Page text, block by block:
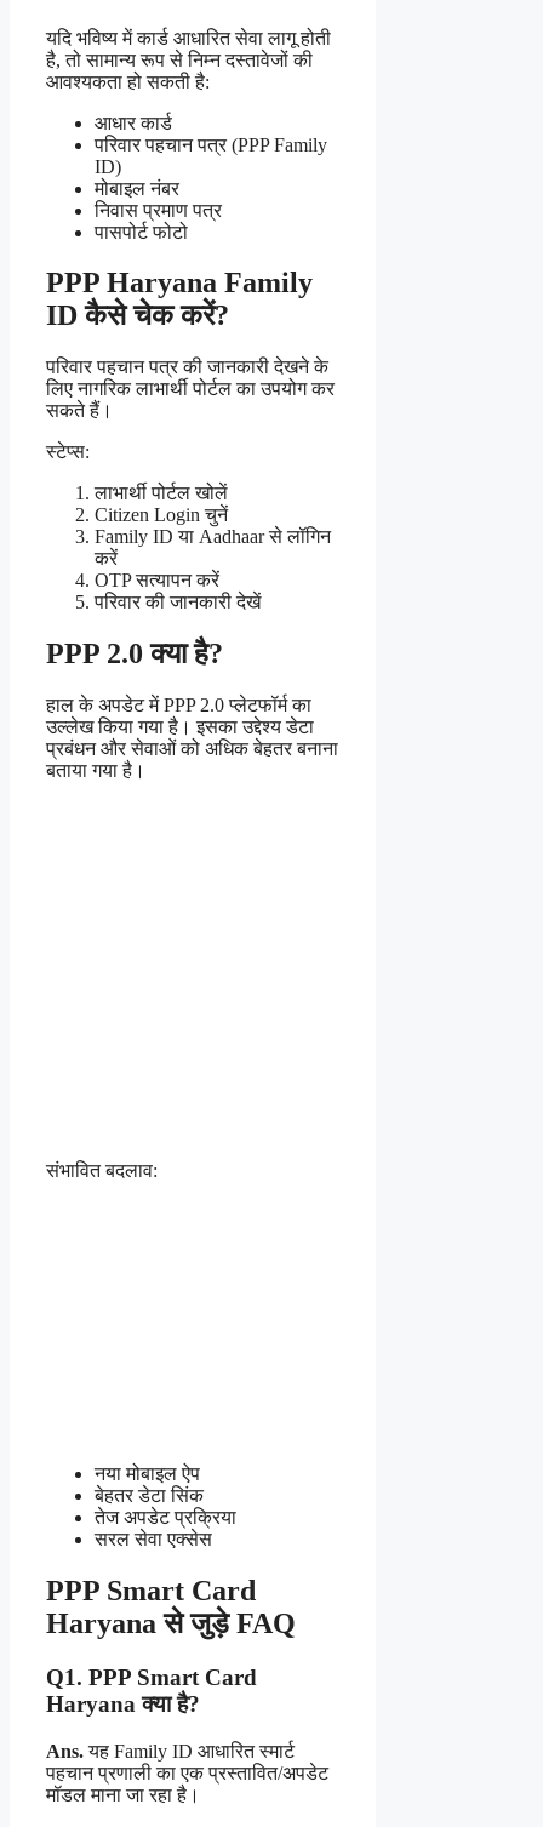
यदि भविष्य में कार्ड आधारित सेवा लागू होती
है, तो सामान्य रूप से निम्न दस्तावेजों की
आवश्यकता हो सकती है:
आधार कार्ड
परिवार पहचान पत्र (PPP Family
ID)
मोबाइल नंबर
निवास प्रमाण पत्र
पासपोर्ट फोटो
PPP Haryana Family
ID कैसे चेक करें?
परिवार पहचान पत्र की जानकारी देखने के
लिए नागरिक लाभार्थी पोर्टल का उपयोग कर
सकते हैं।
स्टेप्स:
लाभार्थी पोर्टल खोलें
Citizen Login चुनें
Family ID या Aadhaar से लॉगिन
करें
OTP सत्यापन करें
परिवार की जानकारी देखें
PPP 2.0 क्या है?
हाल के अपडेट में PPP 2.0 प्लेटफॉर्म का
उल्लेख किया गया है। इसका उद्देश्य डेटा
प्रबंधन और सेवाओं को अधिक बेहतर बनाना
बताया गया है।
संभावित बदलाव:
नया मोबाइल ऐप
बेहतर डेटा सिंक
तेज अपडेट प्रक्रिया
सरल सेवा एक्सेस
PPP Smart Card
Haryana से जुड़े FAQ
Q1. PPP Smart Card
Haryana क्या है?
Ans.यह Family ID आधारित स्मार्ट
पहचान प्रणाली का एक प्रस्तावित/अपडेट
मॉडल माना जा रहा है।